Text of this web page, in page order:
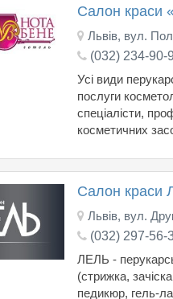
Салон краси
Львів, вул.
(032) 234-90-
Усі види
послуги
спеціалісти,
косметичних
Салон краси
Львів, вул.
(032) 297-56-
ЛЕЛЬ -
(стрижка,
педикюр, гель-